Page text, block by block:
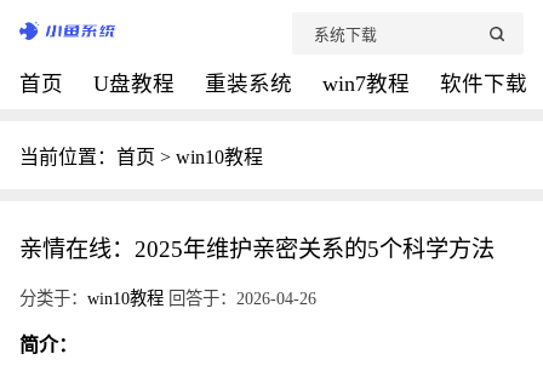
首页 U盘教程 重装系统 win7教程 软件下载
当前位置： 首页 > win10教程
亲情在线：2025年维护亲密关系的5个科学方法
分类于： win10教程 回答于：2026-04-26
简介：